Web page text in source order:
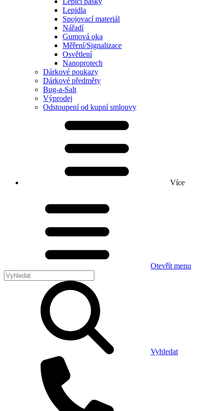
Lepidla
Spojovací materiál
Nářadí
Gumová oka
Měření/Signalizace
Osvětlení
Nanoprotech
Dárkové poukazy
Dárkové předměty
Bug-a-Salt
Výprodej
Odstoupení od kupní smlouvy
Více
Otevřít menu
Vyhledat